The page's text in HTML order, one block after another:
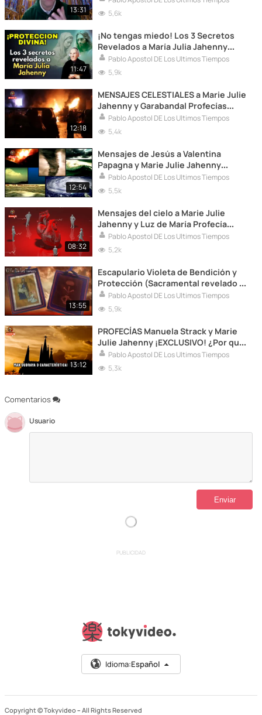
Comentarios
Usuario
13:31
5,6k
11:47
¡No tengas miedo! Los 3 Secretos
Revelados a María Julia Jahenny
para Protección en la Tribulación
Pablo Apostol DE Los Ultimos Tiempos
5,9k
12:18
MENSAJES CELESTIALES a Marie Julie
Jahenny y Garabandal Profecías
sobre el destino de las naciones
Pablo Apostol DE Los Ultimos Tiempos
5,4k
12:54
Mensajes de Jesús a Valentina
Papagna y Marie Julie Jahenny
PROFECÍAS y HERRAMIENTAS de
SALVACIÓN
Pablo Apostol DE Los Ultimos Tiempos
5,5k
08:32
Mensajes del cielo a Marie Julie
Jahenny y Luz de María Profecía
celestial enfermedad desconocida
Pablo Apostol DE Los Ultimos Tiempos
5,2k
13:55
Escapulario Violeta de Bendición y
Protección (Sacramental revelado a
María Julia Jahenny)
Pablo Apostol DE Los Ultimos Tiempos
5,9k
13:12
PROFECÍAS Manuela Strack y Marie
Julie Jahenny ¡EXCLUSIVO! ¿Por qué
Nadie Encuentra al Gran Monarca
Pablo Apostol DE Los Ultimos Tiempos
5,3k
PUBLICIDAD
Idioma:Español
Copyright © Tokyvideo – All Rights Reserved